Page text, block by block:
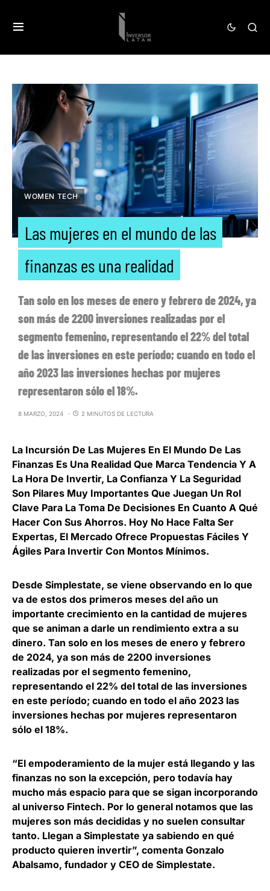
WOMEN TECH
Las mujeres en el mundo de las
finanzas es una realidad
Tan solo en los meses de enero y febrero de 2024, ya
son más de 2200 inversiones realizadas por el
segmento femenino, representando el 22% del total
de las inversiones en este período; cuando en todo el
año 2023 las inversiones hechas por mujeres
representaron sólo el 18%.
8 MARZO, 2024 2 MINUTOS DE LECTURA
La Incursión De Las Mujeres En El Mundo De Las
Finanzas Es Una Realidad Que Marca Tendencia Y A
La Hora De Invertir, La Confianza Y La Seguridad
Son Pilares Muy Importantes Que Juegan Un Rol
Clave Para La Toma De Decisiones En Cuanto A Qué
Hacer Con Sus Ahorros. Hoy No Hace Falta Ser
Expertas, El Mercado Ofrece Propuestas Fáciles Y
Ágiles Para Invertir Con Montos Mínimos.
Desde Simplestate, se viene observando en lo que
va de estos dos primeros meses del año un
importante crecimiento en la cantidad de mujeres
que se animan a darle un rendimiento extra a su
dinero. Tan solo en los meses de enero y febrero
de 2024, ya son más de 2200 inversiones
realizadas por el segmento femenino,
representando el 22% del total de las inversiones
en este período; cuando en todo el año 2023 las
inversiones hechas por mujeres representaron
sólo el 18%.
“El empoderamiento de la mujer está llegando y las
finanzas no son la excepción, pero todavía hay
mucho más espacio para que se sigan incorporando
al universo Fintech. Por lo general notamos que las
mujeres son más decididas y no suelen consultar
tanto. Llegan a Simplestate ya sabiendo en qué
producto quieren invertir”, comenta Gonzalo
Abalsamo, fundador y CEO de Simplestate.